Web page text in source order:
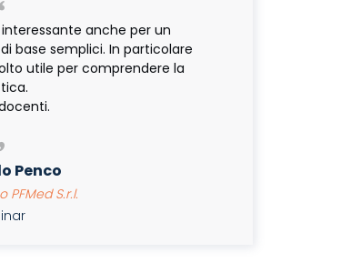
anche per un
base semplici. In particolare
utile per comprendere la
Penco
PFMed S.r.l.